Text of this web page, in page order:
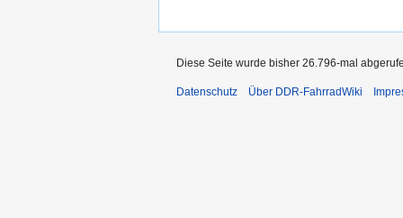
Diese Seite wurde bisher 26.796-mal
Datenschutz Über DDR-FahrradWiki